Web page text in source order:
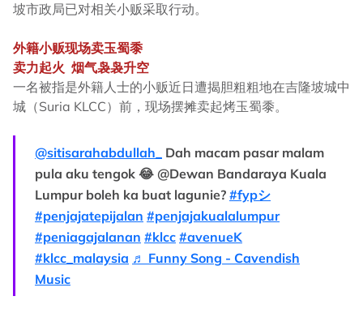
坡市政局已对相关小贩采取行动。
外籍小贩现场卖玉蜀黍
卖力起火 烟气袅袅升空
一名被指是外籍人士的小贩近日遭揭胆粗粗地在吉隆坡城中
城（Suria KLCC）前，现场摆摊卖起烤玉蜀黍。
@sitisarahabdullah_
Dah macam pasar malam
pula aku tengok 😂 @Dewan Bandaraya Kuala
Lumpur boleh ka buat lagunie? #fypシ
#penjajatepijalan #penjajakualalumpur
#peniagajalanan #klcc #avenueK
#klcc_malaysia ♬ Funny Song - Cavendish
Music